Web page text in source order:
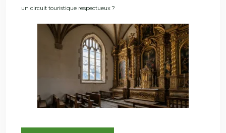
un circuit touristique respectueux ?